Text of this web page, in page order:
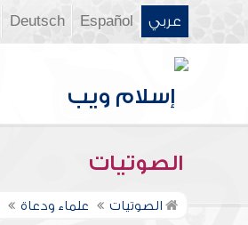
عربي Español
Deutsch
الصوتيات
الصوتيات علماء ودعاة